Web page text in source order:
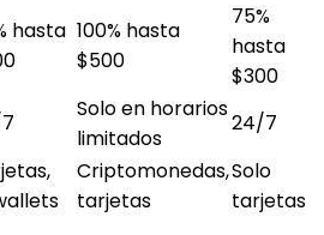
hasta 100% hasta
$500
75%
hasta
$300
Solo en horarios
limitados
24/7
Criptomonedas,
tarjetas
Solo
tarjetas